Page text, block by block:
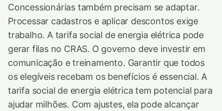
Concessionárias também precisam se adaptar.
Processar cadastros e aplicar descontos exige
trabalho. A tarifa social de energia elétrica pode
gerar filas no CRAS. O governo deve investir em
comunicação e treinamento. Garantir que todos
os elegíveis recebam os benefícios é essencial. A
tarifa social de energia elétrica tem potencial para
ajudar milhões. Com ajustes, ela pode alcançar